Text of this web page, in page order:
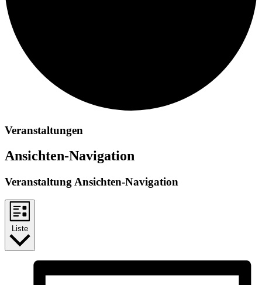
Veranstaltungen
Ansichten-Navigation
Veranstaltung Ansichten-Navigation
Liste